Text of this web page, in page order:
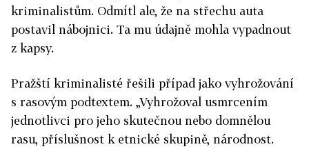
kriminalistům. Odmítl ale, že na střechu auta
postavil nábojnici. Ta mu údajně mohla vypadnout
z kapsy.
Pražští kriminalisté řešili případ jako vyhrožování
s rasovým podtextem. „Vyhrožoval usmrcením
jednotlivci pro jeho skutečnou nebo domnělou
rasu, příslušnost k etnické skupině, národnost.